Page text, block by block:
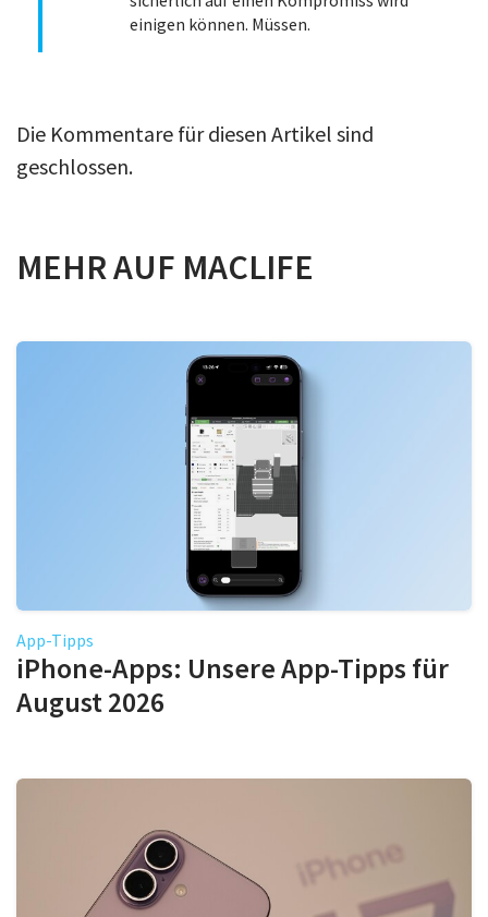
einigen können. Müssen.
Die Kommentare für diesen Artikel sind
geschlossen.
MEHR AUF MACLIFE
App-Tipps
iPhone-Apps: Unsere App-Tipps für
August 2026